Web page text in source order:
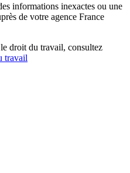
informations inexactes ou une
de votre agence France
droit du travail, consultez
travail